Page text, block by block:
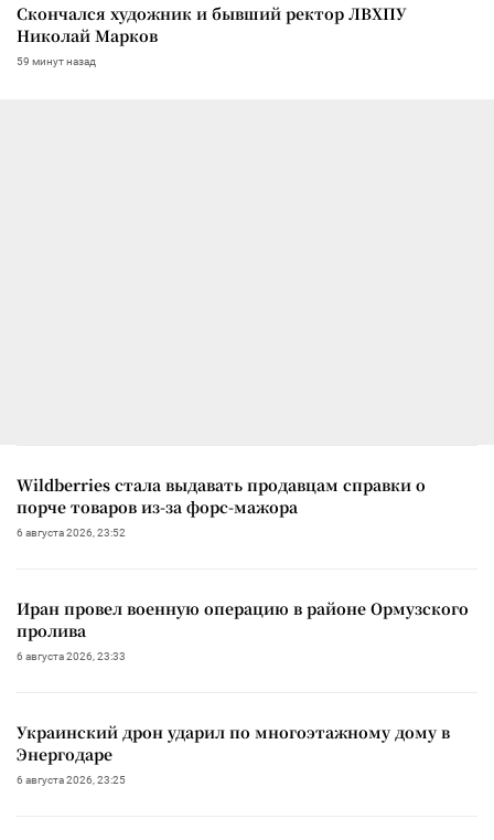
Скончался художник и бывший ректор ЛВХПУ
Николай Марков
59 минут назад
Wildberries стала выдавать продавцам справки о
порче товаров из-за форс-мажора
6 августа 2026, 23:52
Иран провел военную операцию в районе Ормузского
пролива
6 августа 2026, 23:33
Украинский дрон ударил по многоэтажному дому в
Энергодаре
6 августа 2026, 23:25